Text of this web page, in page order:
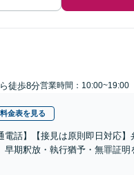
徒歩8分営業時間：10:00~19:00
料金表を見る
電話】【接見は原則即日対応
早期釈放・執行猶予・無罪証